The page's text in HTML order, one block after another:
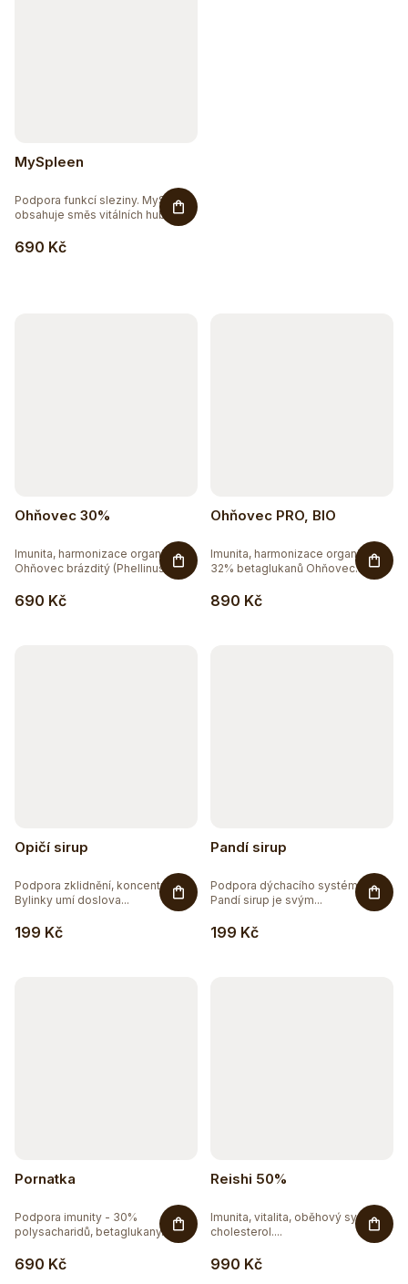
MySpleen
690 Kč
Podpora funkcí sleziny. MySpleen
obsahuje směs vitálních hub...
Hydratujte chytře 💦
Ohňovec 30%
690 Kč
Imunita, harmonizace organismu.
Ohňovec brázditý (Phellinus...
Ohňovec PRO, BIO
890 Kč
Imunita, harmonizace organismu-
32% betaglukanů Ohňovec...
Opičí sirup
199 Kč
Podpora zklidnění, koncentrace.
Bylinky umí doslova...
Pandí sirup
199 Kč
Podpora dýchacího systému.
Pandí sirup je svým...
Pornatka
690 Kč
Podpora imunity - 30%
polysacharidů, betaglukany.
Reishi 50%
990 Kč
Imunita, vitalita, oběhový systém,
cholesterol....